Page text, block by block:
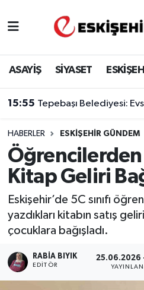
ASAYİŞ SİYASET
15:55 Tepebaşı Belediyesi: Evsel
HABERLER ESKIŞEHIR GÜNDEM
Öğrencilerden
Kitap Geliri
Eskişehir’de 5C sınıfı
yazdıkları kitabın satış
çocuklara bağışladı.
RABIA BIYIK
EDITÖR
25.06.2026
Eskişehir Hava Durumu
Eskişehir Namaz
Eskişehir Trafik
Süper Lig Puan Durumu
Tüm Manşetler
Son Dakika Haberleri
Haber Arşivi